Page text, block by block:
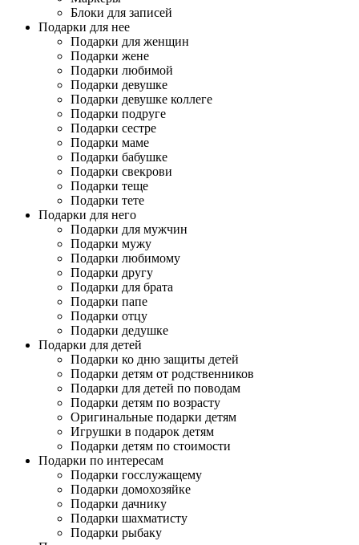
Блоки для записей
Подарки для нее
Подарки для женщин
Подарки жене
Подарки любимой
Подарки девушке
Подарки девушке коллеге
Подарки подруге
Подарки сестре
Подарки маме
Подарки бабушке
Подарки свекрови
Подарки теще
Подарки тете
Подарки для него
Подарки для мужчин
Подарки мужу
Подарки любимому
Подарки другу
Подарки для брата
Подарки папе
Подарки отцу
Подарки дедушке
Подарки для детей
Подарки ко дню защиты детей
Подарки детям от родственников
Подарки для детей по поводам
Подарки детям по возрасту
Оригинальные подарки детям
Игрушки в подарок детям
Подарки детям по стоимости
Подарки по интересам
Подарки госслужащему
Подарки домохозяйке
Подарки дачнику
Подарки шахматисту
Подарки рыбаку